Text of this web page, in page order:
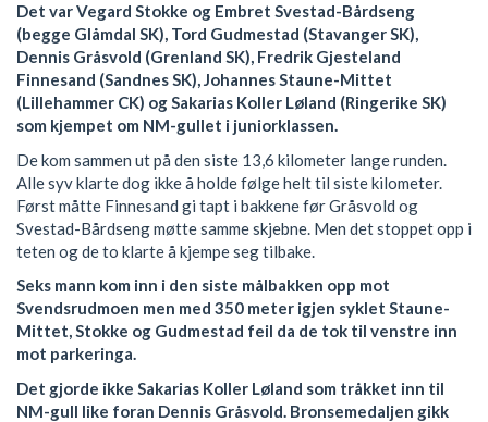
Det var Vegard Stokke og Embret Svestad-Bårdseng
(begge Glåmdal SK), Tord Gudmestad (Stavanger SK),
Dennis Gråsvold (Grenland SK), Fredrik Gjesteland
Finnesand (Sandnes SK), Johannes Staune-Mittet
(Lillehammer CK) og Sakarias Koller Løland (Ringerike SK)
som kjempet om NM-gullet i juniorklassen.
De kom sammen ut på den siste 13,6 kilometer lange runden.
Alle syv klarte dog ikke å holde følge helt til siste kilometer.
Først måtte Finnesand gi tapt i bakkene før Gråsvold og
Svestad-Bårdseng møtte samme skjebne. Men det stoppet opp i
teten og de to klarte å kjempe seg tilbake.
Seks mann kom inn i den siste målbakken opp mot
Svendsrudmoen men med 350 meter igjen syklet Staune-
Mittet, Stokke og Gudmestad feil da de tok til venstre inn
mot parkeringa.
Det gjorde ikke Sakarias Koller Løland som tråkket inn til
NM-gull like foran Dennis Gråsvold. Bronsemedaljen gikk